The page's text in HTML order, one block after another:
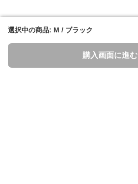
選択中の商品: M / ブラック
購入画面に進む
選択中の商品: M / ブラック
購入画面に進む